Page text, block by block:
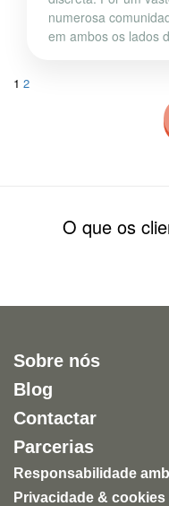
numerosa
em ambos os lados
1 2
O que os
Sobre nós
Blog
Contactar
Parcerias
Responsabilidade
Privacidade & cookies